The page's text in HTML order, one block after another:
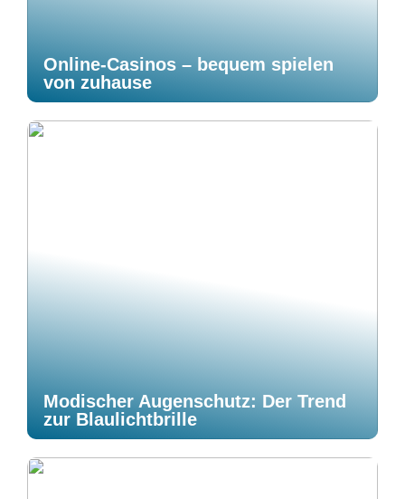
Online-Casinos – bequem spielen
von zuhause
Modischer Augenschutz: Der Trend
zur Blaulichtbrille